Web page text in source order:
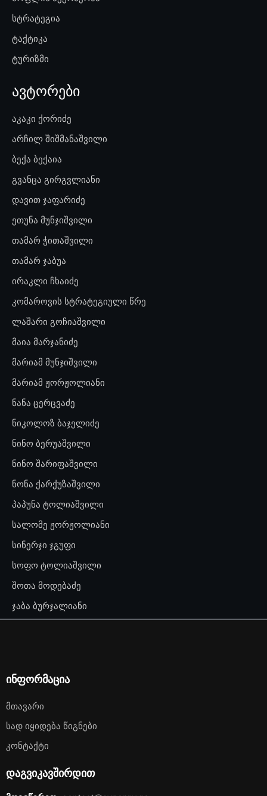
სტრატეგია
ტაქტიკა
ტურიზმი
ავტორები
აკაკი ქორიძე
არჩილ შიშმანაშვილი
ბექა ბექაია
გვანცა გირგვლიანი
დავით ჯაფარიძე
ეთუნა მუნჯიშვილი
თამარ ჭითაშვილი
თამარ ჯაბუა
ირაკლი ჩხაიძე
კომაროვის სტრატეგიული წრე
ლაშარი გოჩიაშვილი
მაია მარჯანიძე
მარიამ მუნჯიშვილი
მარიამ ჟორჟოლიანი
ნანა ცერცვაძე
ნიკოლოზ ბაჯელიძე
ნინო ბერუაშვილი
ნინო შარიფაშვილი
ნონა ქარქუზაშვილი
პაპუნა ტოლიაშვილი
სალომე ჟორჟოლიანი
სინერჯი ჯგუფი
სოფო ტოლიაშვილი
შოთა მოდებაძე
ჯაბა ბურჯალიანი
ინფორმაცია
Მთავარი
Სად Იყიდება Წიგნები
Კონტაქტი
დაგვიკავშირდით